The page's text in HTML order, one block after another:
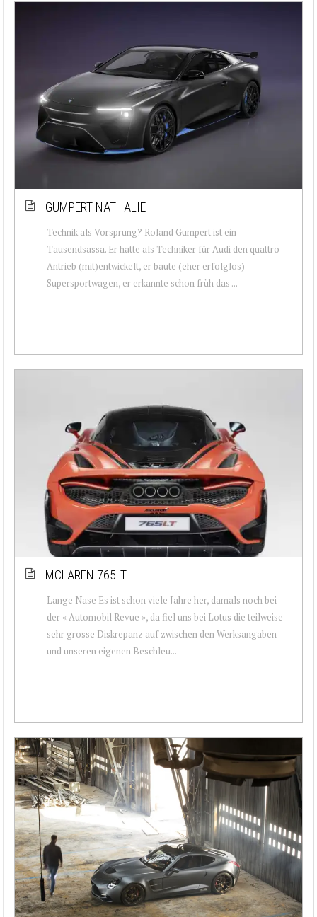
GUMPERT NATHALIE
Technik als Vorsprung? Roland Gumpert ist ein
Tausendsassa. Er hatte als Techniker für Audi den quattro-
Antrieb (mit)entwickelt, er baute (eher erfolglos)
Supersportwagen, er erkannte schon früh das ...
MCLAREN 765LT
Lange Nase Es ist schon viele Jahre her, damals noch bei
der « Automobil Revue », da fiel uns bei Lotus die teilweise
sehr grosse Diskrepanz auf zwischen den Werksangaben
und unseren eigenen Beschleu...